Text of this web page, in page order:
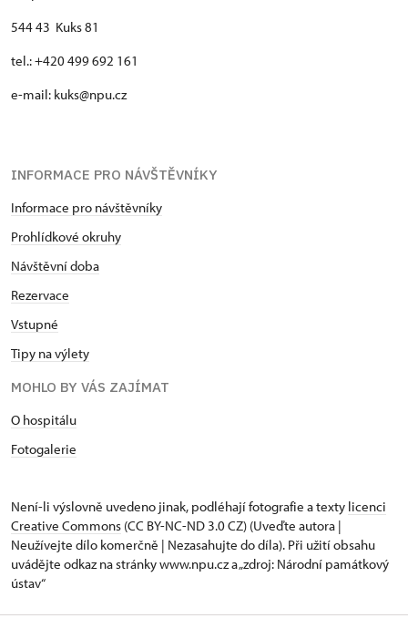
544 43 Kuks 81
tel.: +420 499 692 161
e-mail: kuks@npu.cz
INFORMACE PRO NÁVŠTĚVNÍKY
Informace pro návštěvníky
Prohlídkové okruhy
Návštěvní doba
Rezervace
Vstupné
Tipy na výlety
MOHLO BY VÁS ZAJÍMAT
O hospitálu
Fotogalerie
Není-li výslovně uvedeno jinak, podléhají fotografie a texty licenci
Creative Commons (CC BY-NC-ND 3.0 CZ) (Uveďte autora |
Neužívejte dílo komerčně | Nezasahujte do díla). Při užití obsahu
uvádějte odkaz na stránky www.npu.cz a „zdroj: Národní památkový
ústav“